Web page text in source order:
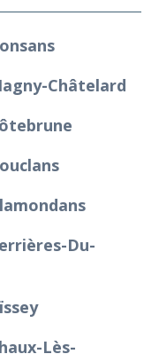
Châtelard
Du-
Lès-